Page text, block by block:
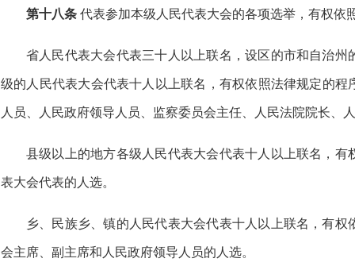
第十八条 代表参加本级人民代表大会的各项选举，有权依
省人民代表大会代表三十人以上联名，设区的市和自治
级的人民代表大会代表十人以上联名，有权依照法律规定的
人员、人民政府领导人员、监察委员会主任、人民法院院长、
县级以上的地方各级人民代表大会代表十人以上联名，
表大会代表的人选。
乡、民族乡、镇的人民代表大会代表十人以上联名，有
会主席、副主席和人民政府领导人员的人选。